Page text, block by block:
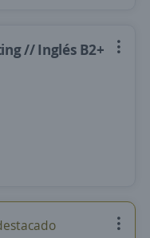
// Inglés B2+